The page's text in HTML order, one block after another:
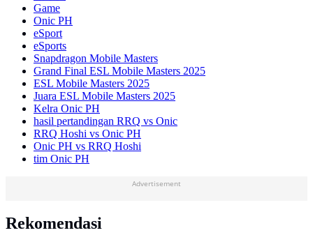
Game
Onic PH
eSport
eSports
Snapdragon Mobile Masters
Grand Final ESL Mobile Masters 2025
ESL Mobile Masters 2025
Juara ESL Mobile Masters 2025
Kelra Onic PH
hasil pertandingan RRQ vs Onic
RRQ Hoshi vs Onic PH
Onic PH vs RRQ Hoshi
tim Onic PH
Advertisement
Rekomendasi